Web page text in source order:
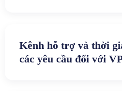
Kênh hỗ trợ và thời
các yêu cầu đối với